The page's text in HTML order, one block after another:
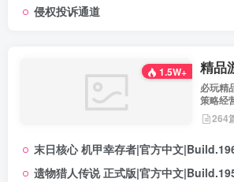
侵权投诉通道
1.5W+ 精品
必玩精
策略经
法，满
264
末日核心 机甲幸存者|官方中文|Build.19601158|解
遗物猎人传说 正式版|官方中文|Build.19577129+全DLC|解